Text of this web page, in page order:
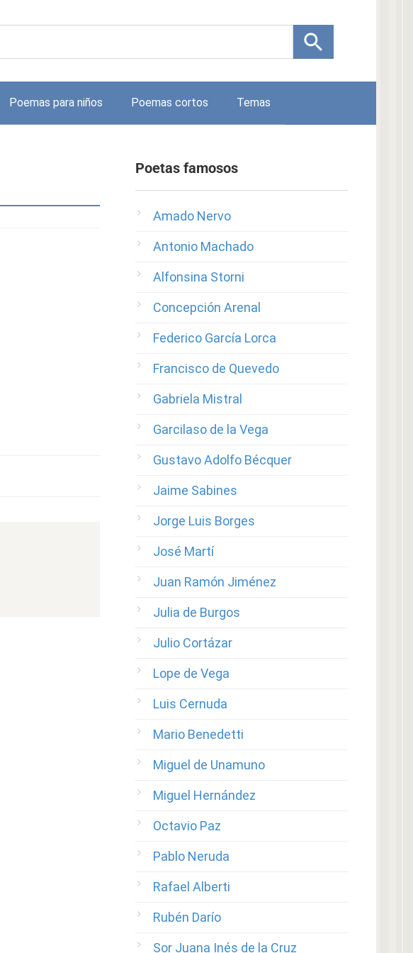
Poemas para niños Poemas cortos Temas
Poetas famosos
Amado Nervo
Antonio Machado
Alfonsina Storni
Concepción Arenal
Federico García Lorca
Francisco de Quevedo
Gabriela Mistral
Garcilaso de la Vega
Gustavo Adolfo Bécquer
Jaime Sabines
Jorge Luis Borges
José Martí
Juan Ramón Jiménez
Julia de Burgos
Julio Cortázar
Lope de Vega
Luis Cernuda
Mario Benedetti
Miguel de Unamuno
Miguel Hernández
Octavio Paz
Pablo Neruda
Rafael Alberti
Rubén Darío
Sor Juana Inés de la Cruz